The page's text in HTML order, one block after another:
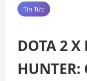
Tin Tức
DOTA 2 X
HUNTER: